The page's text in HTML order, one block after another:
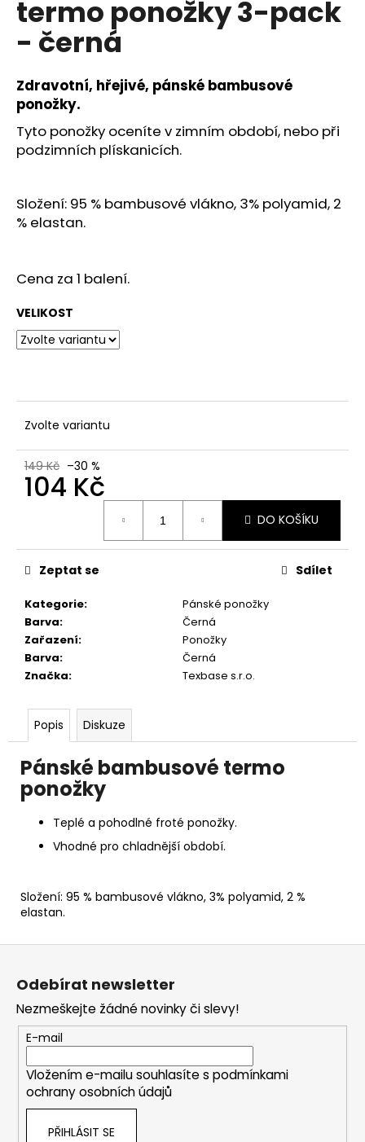
termo ponožky 3-pack
- černá
Zdravotní, hřejivé, pánské bambusové
ponožky.
Tyto ponožky oceníte v zimním období, nebo při
podzimních plískanicích.
Složení: 95 % bambusové vlákno, 3% polyamid, 2
% elastan.
Cena za 1 balení.
VELIKOST
Zvolte variantu
149 Kč –30 %
104 Kč
DO KOŠÍKU
Kategorie:
Pánské ponožky
Barva:
Černá
Zařazení:
Ponožky
Barva:
Černá
Značka: Texbase s.r.o.
Zeptat se Sdílet
Popis Diskuze
Pánské bambusové termo
ponožky
Teplé a pohodlné froté ponožky.
Vhodné pro chladnější období.
Složení: 95 % bambusové vlákno, 3% polyamid, 2 %
elastan.
a
j
t
?
o
o
r
u
j
e
e
Odebírat newsletter
Nezmeškejte žádné novinky či slevy!
E-mail
Vložením e-mailu souhlasíte s podmínkami
ochrany osobních údajů
PŘIHLÁSIT SE